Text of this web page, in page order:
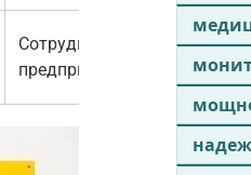
Сотрудники
предприятия